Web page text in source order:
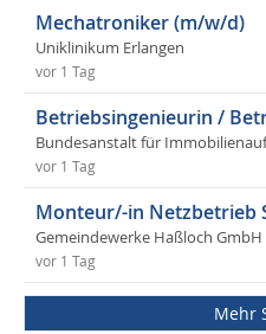
Mechatroniker (m/w/d)
Uniklinikum Erlangen
vor 1 Tag
Betriebsingenieurin /
Bundesanstalt für
vor 1 Tag
Monteur/-in Netzbetrieb
Gemeindewerke Haßloch GmbH
vor 1 Tag
Mehr